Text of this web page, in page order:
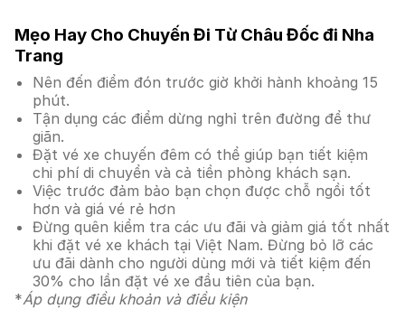
Mẹo Hay Cho Chuyến Đi Từ Châu Đốc đi Nha
Trang
Nên đến điểm đón trước giờ khởi hành khoảng 15
phút.
Tận dụng các điểm dừng nghỉ trên đường để thư
giãn.
Đặt vé xe chuyến đêm có thể giúp bạn tiết kiệm
chi phí di chuyển và cả tiền phòng khách sạn.
Việc trước đảm bảo bạn chọn được chỗ ngồi tốt
hơn và giá vé rẻ hơn
Đừng quên kiểm tra các ưu đãi và giảm giá tốt nhất
khi đặt vé xe khách tại Việt Nam. Đừng bỏ lỡ các
ưu đãi dành cho người dùng mới và tiết kiệm đến
30% cho lần đặt vé xe đầu tiên của bạn.
*Áp dụng điều khoản và điều kiện